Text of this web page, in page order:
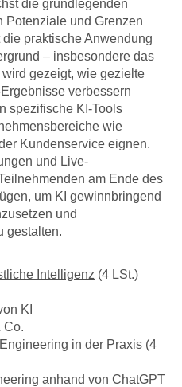
die grundlegenden
Potenziale und Grenzen
praktische Anwendung
– insbesondere das
wird gezeigt, wie gezielte
verbessern
spezifische KI-Tools
wie
Kundenservice eignen.
und Live-
am Ende des
um KI gewinnbringend
und
gestalten.
Intelligenz (4 LSt.)
KI
Co.
in der Praxis (4
anhand von ChatGPT